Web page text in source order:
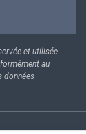
et utilisée
au
données